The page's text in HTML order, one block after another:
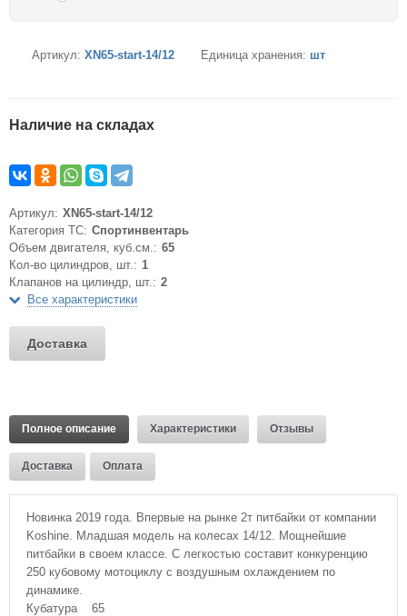
Артикул: XN65-start-14/12 Единица хранения: шт
Наличие на складах
Артикул: XN65-start-14/12
Категория ТС: Спортинвентарь
Объем двигателя, куб.см.: 65
Кол-во цилиндров, шт.: 1
Клапанов на цилиндр, шт.: 2
Все характеристики
Доставка
Полное описание Характеристики Отзывы
Доставка Оплата
Новинка 2019 года. Впервые на рынке 2т питбайки от компании
Koshine. Младшая модель на колесах 14/12. Мощнейшие
питбайки в своем классе. С легкостью составит конкуренцию
250 кубовому мотоциклу с воздушным охлаждением по
динамике.
Кубатура 65